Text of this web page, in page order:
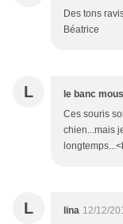
Des tons
Béatrice
L le banc
Ces souris
chien...mais
L lina 12/12/